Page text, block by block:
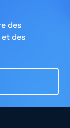
des
des